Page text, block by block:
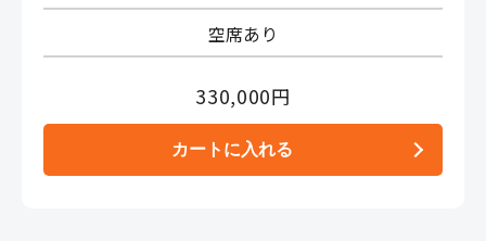
空席あり
330,000円